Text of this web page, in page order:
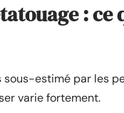
: ce
sous-estimé par les
varie fortement.